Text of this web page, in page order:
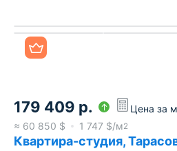
179 409 р. Цена за м
≈ 60 850 $ 1 747 $/м2
Квартира-студия,